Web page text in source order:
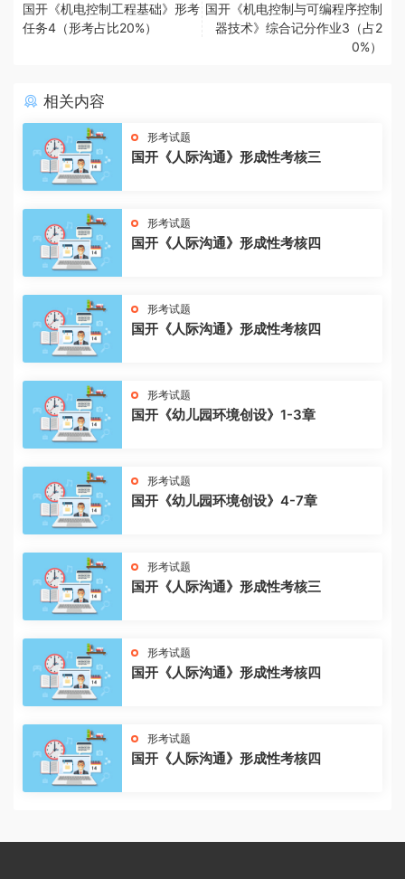
国开《机电控制工程基础》形考
任务4（形考占比20%）
国开《机电控制与可编程序控制
器技术》综合记分作业3（占2
0%）
相关内容
形考试题
国开《人际沟通》形成性考核三
形考试题
国开《人际沟通》形成性考核四
形考试题
国开《人际沟通》形成性考核四
形考试题
国开《幼儿园环境创设》1-3章
形考试题
国开《幼儿园环境创设》4-7章
形考试题
国开《人际沟通》形成性考核三
形考试题
国开《人际沟通》形成性考核四
形考试题
国开《人际沟通》形成性考核四